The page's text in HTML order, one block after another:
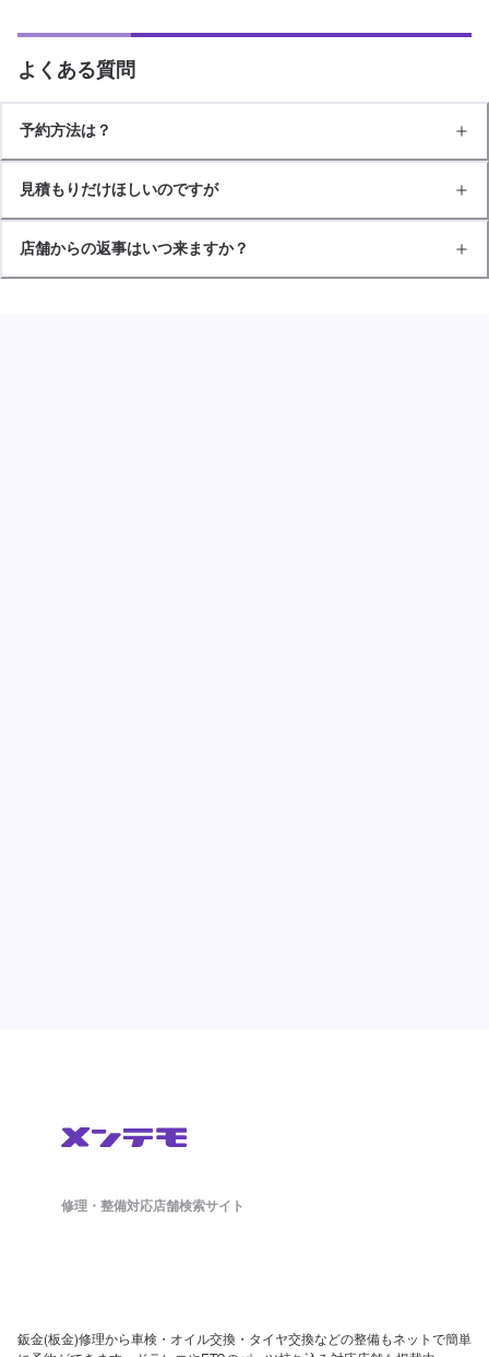
よくある質問
予約方法は？
見積もりだけほしいのですが
店舗からの返事はいつ来ますか？
修理・整備対応店舗検索サイト
鈑金(板金)修理から車検・オイル交換・タイヤ交換などの整備もネットで簡単